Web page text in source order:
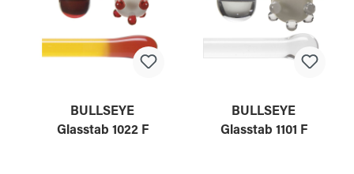
BULLSEYE
Glasstab 1022 F
BULLSEYE
Glasstab 1101 F